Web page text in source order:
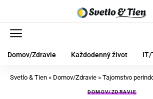
Domov/Zdravie Každodenný život IT/
Svetlo & Tien » Domov/Zdravie » Tajomstvo perindopril-arginínu: Objavte, ako
DOMOV/ZDRAVIE